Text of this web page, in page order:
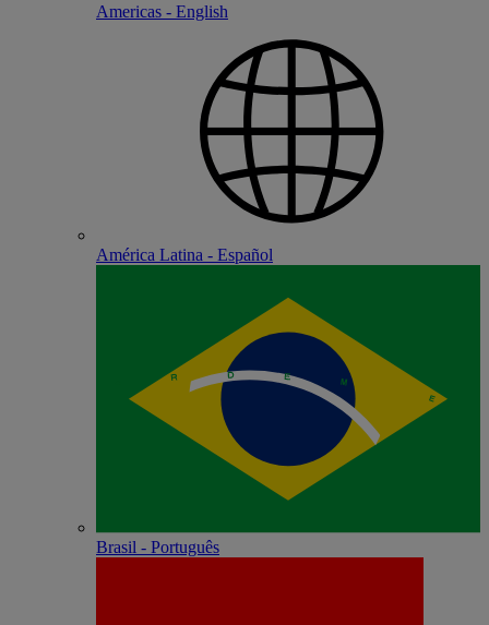
Americas - English
América Latina - Español
Brasil - Português